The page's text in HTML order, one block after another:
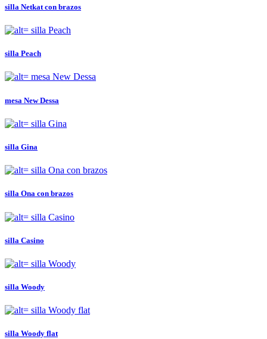
silla Netkat con brazos
silla Peach
mesa New Dessa
silla Gina
silla Ona con brazos
silla Casino
silla Woody
silla Woody flat